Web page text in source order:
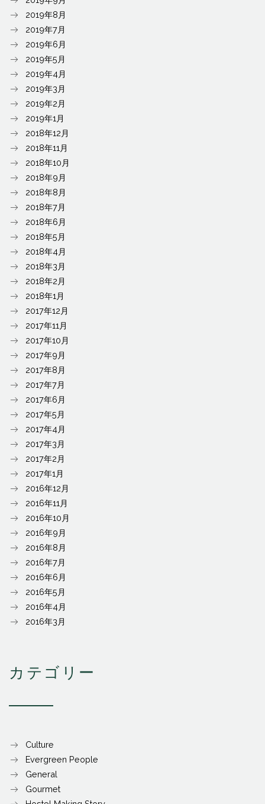
2019年8月
2019年7月
2019年6月
2019年5月
2019年4月
2019年3月
2019年2月
2019年1月
2018年12月
2018年11月
2018年10月
2018年9月
2018年8月
2018年7月
2018年6月
2018年5月
2018年4月
2018年3月
2018年2月
2018年1月
2017年12月
2017年11月
2017年10月
2017年9月
2017年8月
2017年7月
2017年6月
2017年5月
2017年4月
2017年3月
2017年2月
2017年1月
2016年12月
2016年11月
2016年10月
2016年9月
2016年8月
2016年7月
2016年6月
2016年5月
2016年4月
2016年3月
カテゴリー
Culture
Evergreen People
General
Gourmet